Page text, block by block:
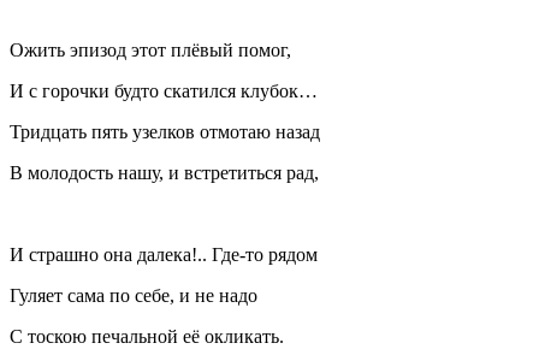
Ожить эпизод этот плёвый помог,
И с горочки будто скатился клубок…
Тридцать пять узелков отмотаю назад
В молодость нашу, и встретиться рад,
И страшно она далека!.. Где-то рядом
Гуляет сама по себе, и не надо
С тоскою печальной её окликать.